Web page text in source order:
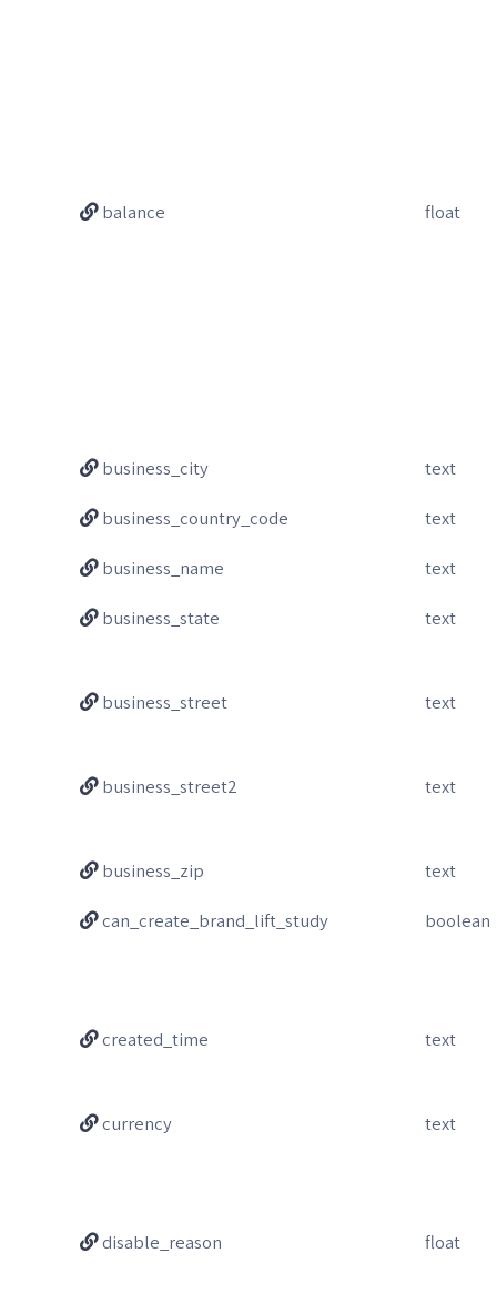
balance float
business_city text
business_country_code text
business_name text
business_state text
business_street text
business_street2 text
business_zip text
can_create_brand_lift_study boolean
created_time text
currency text
disable_reason float